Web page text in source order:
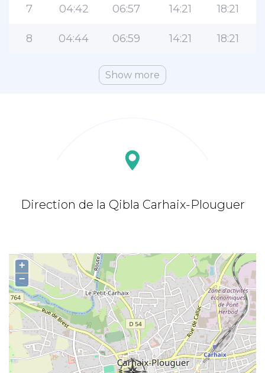
7 04:42 06:57 14:21 18:21
8 04:44 06:59 14:21 18:21
Show more
Direction de la Qibla Carhaix-Plouguer
+
−